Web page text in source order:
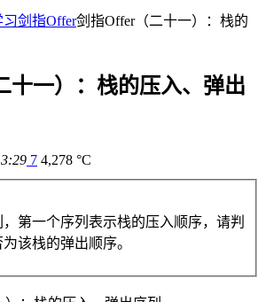
习剑指Offer剑指Offer（二十一）：栈的
十一）：栈的压入、弹出
7 4,278 °C
第一个序列表示栈的压入顺序，请判
该栈的弹出顺序。